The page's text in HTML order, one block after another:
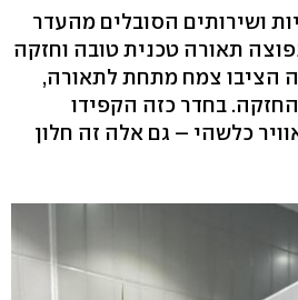
ושירותים הסובלים מהעדר
תאורה טכנית טובה וחזקה
הציבו צמח מתחת לתאורה,
בחדר כזה הקפידו
כלשהי – גם אלה זה חלון